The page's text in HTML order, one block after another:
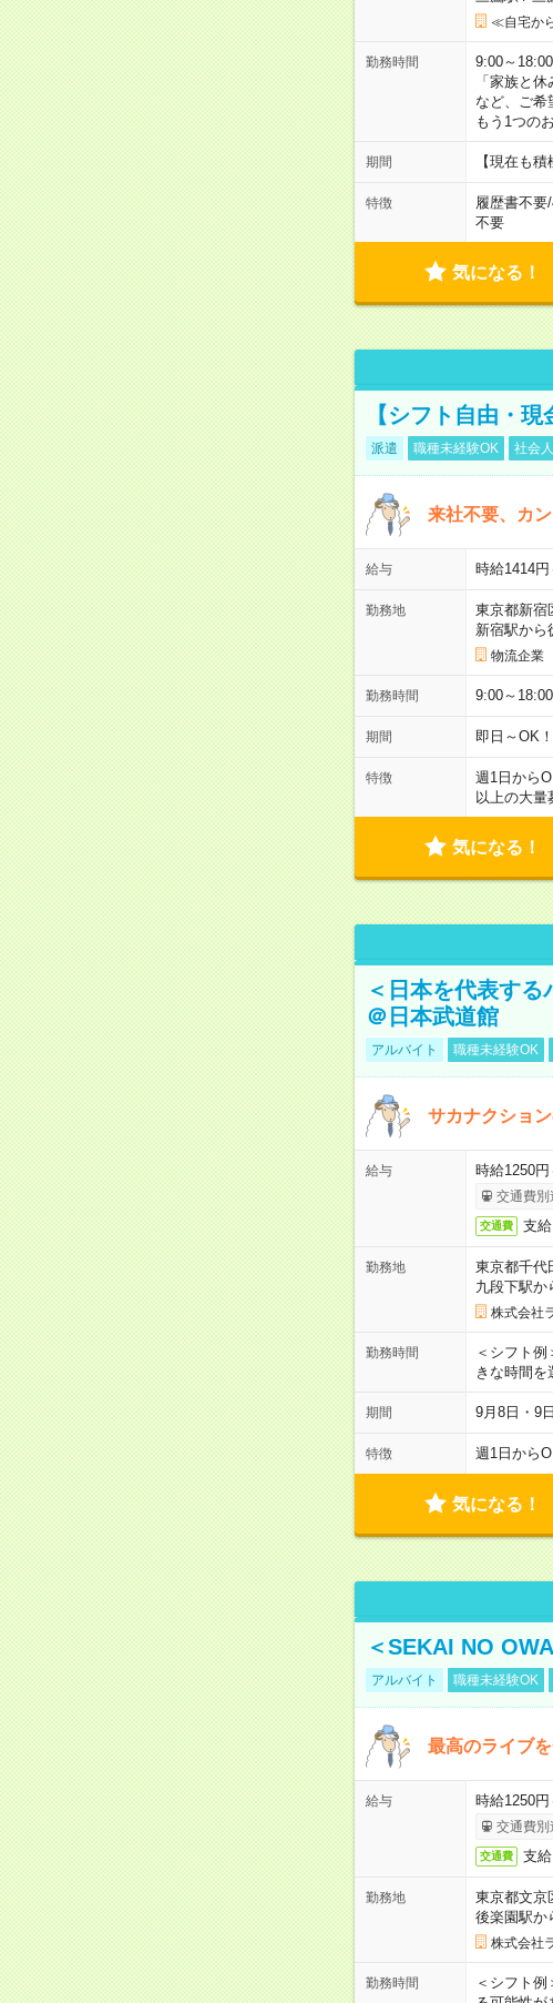
≪自宅か
勤務時間
9:00～
「家族と
など、ご希
もう1つの
期間 【現在も
特徴 履歴書不要/
不要
気になる！
【シフト自由・
派遣 職種未経験OK 社会
来社不要、カ
給与 時給1414
勤務地
東京都新宿
新宿駅から
物流企業
勤務時間 9:00～18:00
期間 即日～OK
特徴 週1日から
以上の大量
気になる！
＜日本を代表す
＠日本武道館
アルバイト 職種未経験OK
サカナクショ
給与 時給1250円
交通費別
交通費 支給
勤務地
東京都千代
九段下駅か
株式会社
勤務時間
＜シフト
きな時間
期間 9月8日・9日
特徴 週1日から
気になる！
＜SEKAI NO
アルバイト 職種未経験OK
最高のライブ
給与 時給1250円
交通費別
交通費 支給
勤務地
東京都文京
後楽園駅か
株式会社
勤務時間
＜シフト